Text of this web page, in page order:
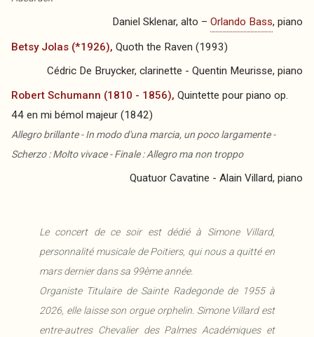
Daniel Sklenar, alto – Orlando Bass, piano
Betsy Jolas (*1926), Quoth the Raven (1993)
Cédric De Bruycker, clarinette - Quentin Meurisse, piano
Robert Schumann (1810 - 1856), Quintette pour piano op.
44 en mi bémol majeur (1842)
Allegro brillante - In modo d'una marcia, un poco largamente -
Scherzo : Molto vivace - Finale : Allegro ma non troppo
Quatuor Cavatine - Alain Villard, piano
Le concert de ce soir est dédié à Simone Villard,
personnalité musicale de Poitiers, qui nous a quitté en
mars dernier dans sa 99ème année.
Organiste Titulaire de Sainte Radegonde de 1955 à
2026, elle laisse son orgue orphelin. Simone Villard est
entre-autres Chevalier des Palmes Académiques et